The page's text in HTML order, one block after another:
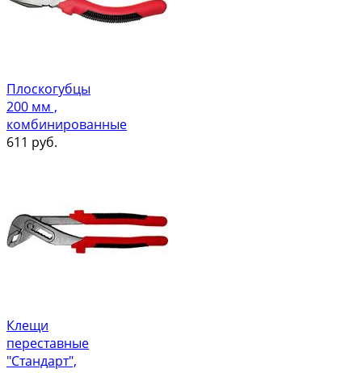
Плоскогубцы
200 мм ,
комбинированные
611 руб.
Клещи
переставные
"Стандарт",